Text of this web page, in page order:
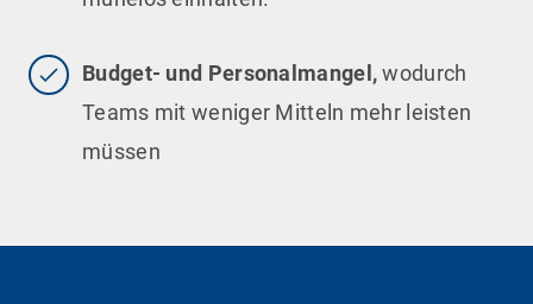
Budget- und Personalmangel,wodurch
Teams mit weniger Mitteln mehr leisten
müssen